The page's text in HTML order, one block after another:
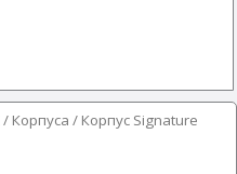
/ Корпуса / Корпус Signature